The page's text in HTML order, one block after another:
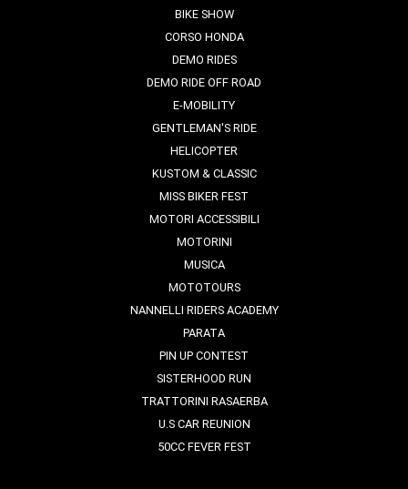
BIKE SHOW
CORSO HONDA
DEMO RIDES
DEMO RIDE OFF ROAD
E-MOBILITY
GENTLEMAN'S RIDE
HELICOPTER
KUSTOM & CLASSIC
MISS BIKER FEST
MOTORI ACCESSIBILI
MOTORINI
MUSICA
MOTOTOURS
NANNELLI RIDERS ACADEMY
PARATA
PIN UP CONTEST
SISTERHOOD RUN
TRATTORINI RASAERBA
U.S CAR REUNION
50CC FEVER FEST